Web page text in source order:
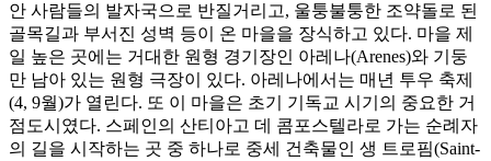
안 사람들의 발자국으로 반질거리고, 울퉁불퉁한 조약돌로 된
골목길과 부서진 성벽 등이 온 마을을 장식하고 있다. 마을 제
일 높은 곳에는 거대한 원형 경기장인 아레나(Arenes)와 기둥
만 남아 있는 원형 극장이 있다. 아레나에서는 매년 투우 축제
(4, 9월)가 열린다. 또 이 마을은 초기 기독교 시기의 중요한 거
점도시였다. 스페인의 산티아고 데 콤포스텔라로 가는 순례자
의 길을 시작하는 곳 중 하나로 중세 건축물인 생 트로핌(Saint-